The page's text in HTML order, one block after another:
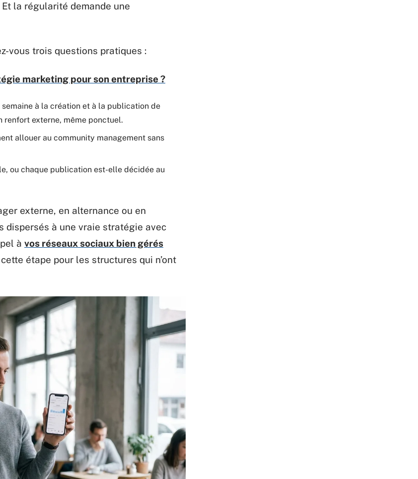
la régularité demande une
vous trois questions pratiques :
marketing pour son entreprise ?
à la création et à la publication de
renfort externe, même ponctuel.
allouer au community management sans
ou chaque publication est-elle décidée au
externe, en alternance ou en
dispersés à une vraie stratégie avec
à vos réseaux sociaux bien gérés
étape pour les structures qui n’ont